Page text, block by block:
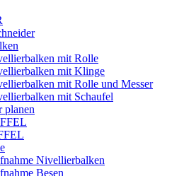
mit Rolle
mit Klinge
mit Rolle und Messer
mit Schaufel
planen
Nivellierbalken
Besen